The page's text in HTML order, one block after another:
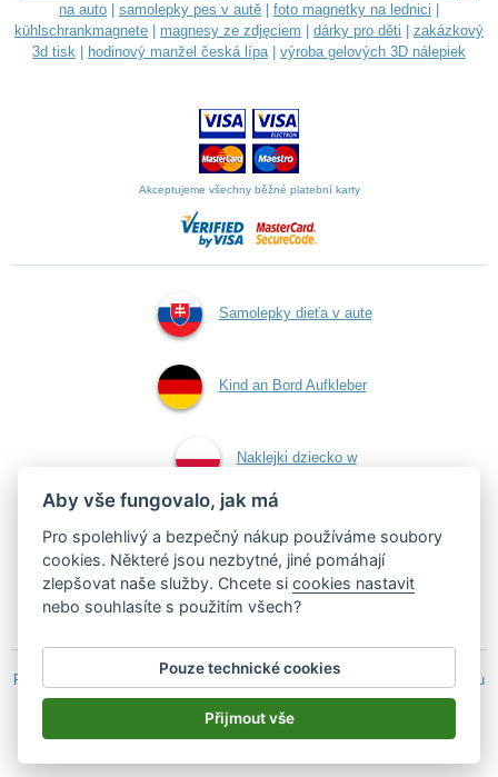
na auto
samolepky pes v autě foto magnetky na lednici
kühlschrankmagnete
magnesy ze zdjęciem dárky pro děti
zakázkový
3d tisk
hodinový manžel česká lípa| výroba gelových 3D nálepiek
Akceptujeme všechny běžné platební karty
Samolepky dieťa v aute
Kind an Bord Aufkleber
Naklejki dziecko w
aucie
Samolepky dítě v autě
Podle zákona o evidenci tržeb je prodávající povinen vystavit kupujícímu
účtenku.
Zároveň je povinen zaevidovat přijatou tržbu u správce daně on-line; v
případě technického výpadku pak nejpozději do 48 hodin.
Aby vše fungovalo, jak má
Pro spolehlivý a bezpečný nákup používáme soubory
cookies. Některé jsou nezbytné, jiné pomáhají
zlepšovat naše služby. Chcete sicookies nastavit
nebo souhlasíte s použitím všech?
Pouze technické cookies
Přijmout vše